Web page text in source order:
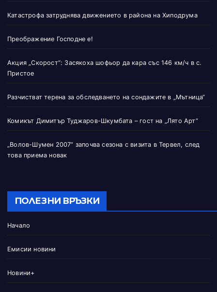
Катастрофа затруднява движението в района на Хиподрума
Преображение Господне е!
Акция „Скорост“: Засякоха шофьор да кара със 146 км/ч в с.
Пристое
Разчистват терена за обследването на сондажите в „Мътница“
Комикът Димитър Туджаров-Шкумбата – гост на „Лято Арт“
„Волов-Шумен 2007“ започва сезона с визита в Тервел, след
това приема новак
ПОЛЕЗНИ ВРЪЗКИ
Начало
Емисии новини
Новини+